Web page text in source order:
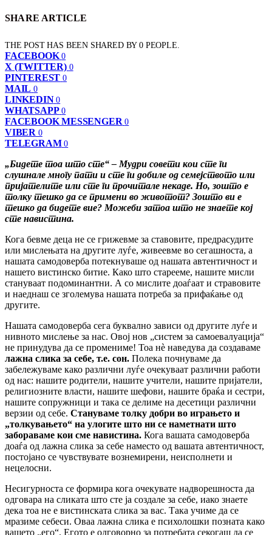
SHARE ARTICLE
THE POST HAS BEEN SHARED BY0 PEOPLE.
FACEBOOK 0
X (TWITTER) 0
PINTEREST 0
MAIL 0
LINKEDIN 0
WHATSAPP 0
FACEBOOK MESSENGER 0
VIBER 0
TELEGRAM 0
„Бидете тоа што сте“ – Мудри совети кои сте ги
слушнале многу пати и сте ги добиле од семејството или
пријателите или сте ги прочитале некаде. Но, зошто е
толку тешко да се примени во животот? Зошто ви е
тешко да бидете вие? Можеби затоа што не знаете кој
сте навистина.
Кога бевме деца не се грижевме за ставовите, предрасудите
или мислењата на другите луѓе, живеевме во сегашноста, а
нашата самодоверба потекнуваше од нашата автентичност и
нашето вистинско битие. Како што старееме, нашите мисли
стануваат подоминантни. А со мислите доаѓаат и стравовите
и наеднаш се зголемува нашата потреба за прифаќање од
другите.
Нашата самодоверба сега буквално зависи од другите луѓе и
нивното мислење за нас. Овој нов „систем за самоевалуација“
не принудува да се промениме! Тоа нè наведува да создаваме
лажна слика за себе, т.е. сон. Полека почнуваме да
забележуваме како различни луѓе очекуваат различни работи
од нас: нашите родители, нашите учители, нашите пријатели,
религиозните власти, нашите шефови, нашите браќа и сестри,
нашите сопружници и така се делиме на десетици различни
верзии од себе. Стануваме толку добри во играњето и
„толкувањето“ на улогите што ни се наметнати што
забораваме кои сме навистина. Кога вашата самодоверба
доаѓа од лажна слика за себе наместо од вашата автентичност,
постојано се чувствувате вознемирени, неисполнети и
нецелосни.
Несигурноста се формира кога очекувате надворешноста да
одговара на сликата што сте ја создале за себе, иако знаете
дека тоа не е вистинската слика за вас. Така учиме да се
мразиме себеси. Оваа лажна слика е психолошки позната како
вашето „его“. Егото е одговорно за потребата секогаш да се